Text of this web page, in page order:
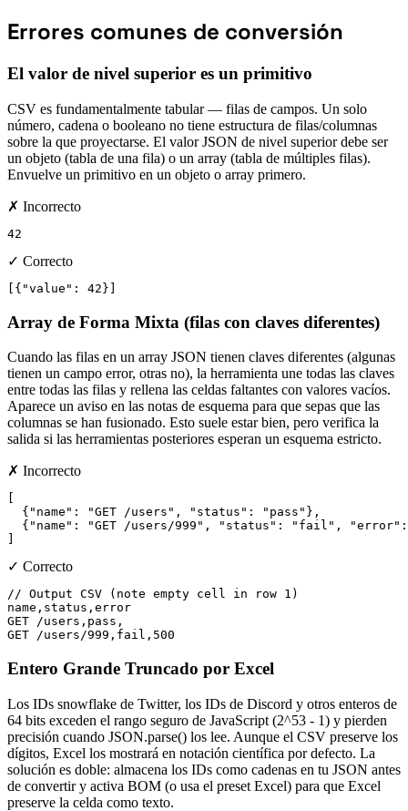
Errores comunes de conversión
El valor de nivel superior es un primitivo
CSV es fundamentalmente tabular — filas de campos. Un solo
número, cadena o booleano no tiene estructura de filas/columnas
sobre la que proyectarse. El valor JSON de nivel superior debe ser
un objeto (tabla de una fila) o un array (tabla de múltiples filas).
Envuelve un primitivo en un objeto o array primero.
✗ Incorrecto
42
✓ Correcto
[{"value": 42}]
Array de Forma Mixta (filas con claves diferentes)
Cuando las filas en un array JSON tienen claves diferentes (algunas
tienen un campo error, otras no), la herramienta une todas las claves
entre todas las filas y rellena las celdas faltantes con valores vacíos.
Aparece un aviso en las notas de esquema para que sepas que las
columnas se han fusionado. Esto suele estar bien, pero verifica la
salida si las herramientas posteriores esperan un esquema estricto.
✗ Incorrecto
  {"name": "GET /users", "status": "pass"},
{"name": "GET /users/999", "status": "fail",
✓ Correcto
// Output CSV (note empty cell in row 1)
name,status,error
GET /users,pass,
GET /users/999,fail,500
Entero Grande Truncado por Excel
Los IDs snowflake de Twitter, los IDs de Discord y otros enteros de
64 bits exceden el rango seguro de JavaScript (2^53 - 1) y pierden
precisión cuando JSON.parse() los lee. Aunque el CSV preserve los
dígitos, Excel los mostrará en notación científica por defecto. La
solución es doble: almacena los IDs como cadenas en tu JSON antes
de convertir y activa BOM (o usa el preset Excel) para que Excel
preserve la celda como texto.